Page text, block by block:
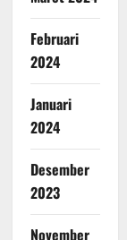
Februari
2024
Januari
2024
Desember
2023
November